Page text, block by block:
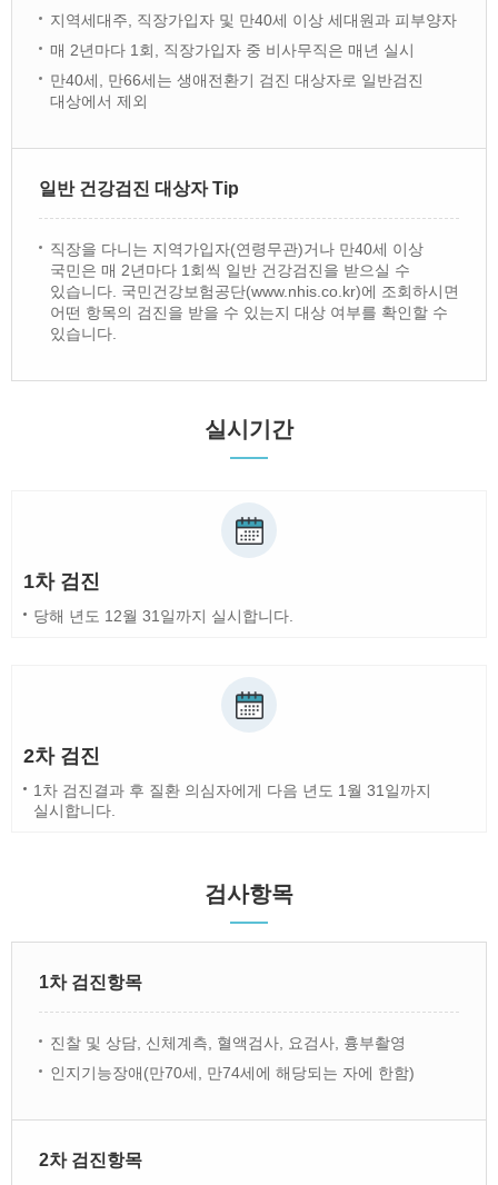
지역세대주, 직장가입자 및 만40세 이상 세대원과 피부양자
매 2년마다 1회, 직장가입자 중 비사무직은 매년 실시
만40세, 만66세는 생애전환기 검진 대상자로 일반검진
대상에서 제외
일반 건강검진 대상자 Tip
직장을 다니는 지역가입자(연령무관)거나 만40세 이상
국민은 매 2년마다 1회씩 일반 건강검진을 받으실 수
있습니다. 국민건강보험공단(www.nhis.co.kr)에 조회하시면
어떤 항목의 검진을 받을 수 있는지 대상 여부를 확인할 수
있습니다.
실시기간
1차 검진
당해 년도 12월 31일까지 실시합니다.
2차 검진
1차 검진결과 후 질환 의심자에게 다음 년도 1월 31일까지
실시합니다.
검사항목
1차 검진항목
진찰 및 상담, 신체계측, 혈액검사, 요검사, 흉부촬영
인지기능장애(만70세, 만74세에 해당되는 자에 한함)
2차 검진항목